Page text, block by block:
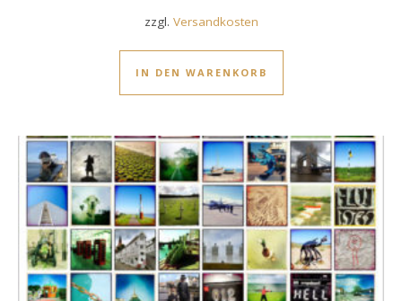
zzgl. Versandkosten
IN DEN WARENKORB